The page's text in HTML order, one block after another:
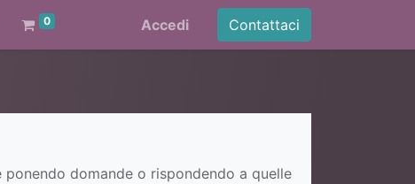
0 Accedi Contattaci
domande o rispondendo a quelle